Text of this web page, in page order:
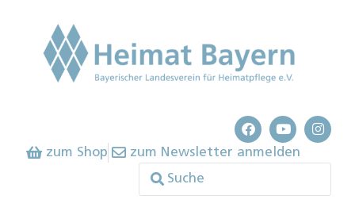
zum Shop zum Newsletter anmelden